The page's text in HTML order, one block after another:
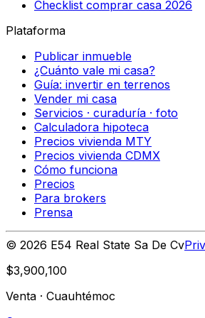
Checklist comprar casa 2026
Plataforma
Publicar inmueble
¿Cuánto vale mi casa?
Guía: invertir en terrenos
Vender mi casa
Servicios · curaduría · foto
Calculadora hipoteca
Precios vivienda MTY
Precios vivienda CDMX
Cómo funciona
Precios
Para brokers
Prensa
© 2026 E54 Real State Sa De Cv
$3,900,100
Venta · Cuauhtémoc